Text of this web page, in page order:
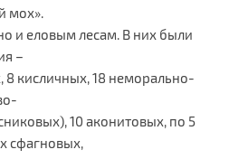
мох».
и еловым лесам. В них были
–
8 кисличных, 18 неморально-
10 аконитовых, по 5
сфагновых,